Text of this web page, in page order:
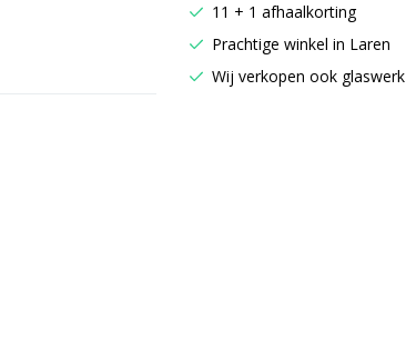
11 + 1 afhaalkorting
Prachtige winkel in Laren
Wij verkopen ook glaswerk